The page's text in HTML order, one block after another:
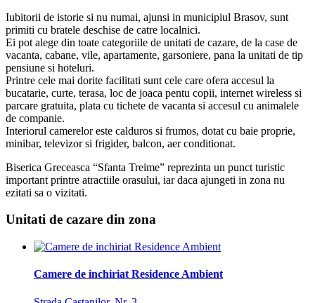
Iubitorii de istorie si nu numai, ajunsi in municipiul Brasov, sunt
primiti cu bratele deschise de catre localnici.
Ei pot alege din toate categoriile de unitati de cazare, de la case de
vacanta, cabane, vile, apartamente, garsoniere, pana la unitati de tip
pensiune si hoteluri.
Printre cele mai dorite facilitati sunt cele care ofera accesul la
bucatarie, curte, terasa, loc de joaca pentu copii, internet wireless si
parcare gratuita, plata cu tichete de vacanta si accesul cu animalele
de companie.
Interiorul camerelor este calduros si frumos, dotat cu baie proprie,
minibar, televizor si frigider, balcon, aer conditionat.
Biserica Greceasca “Sfanta Treime” reprezinta un punct turistic
important printre atractiile orasului, iar daca ajungeti in zona nu
ezitati sa o vizitati.
Unitati de cazare din zona
Camere de inchiriat Residence Ambient